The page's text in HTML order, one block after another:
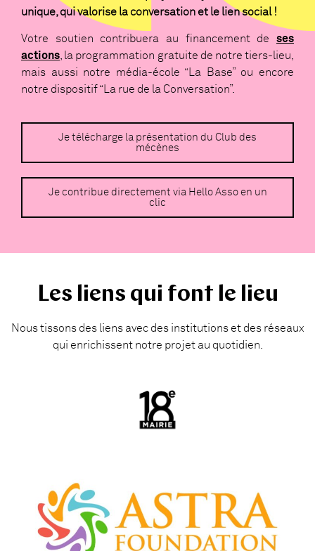
unique, qui valorise la conversation et le lien social !
Votre soutien contribuera au financement de ses
actions , la programmation gratuite de notre tiers-lieu,
mais aussi notre média-école “La Base” ou encore
notre dispositif “La rue de la Conversation”.
Je télécharge la présentation du Club des
mécènes
Je contribue directement via Hello Asso en un
clic
Les liens qui font le lieu
Nous tissons des liens avec des institutions et des réseaux
qui enrichissent notre projet au quotidien.